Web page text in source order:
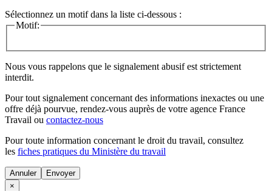
Sélectionnez un motif dans la liste ci-dessous :
Motif:
Nous vous rappelons que le signalement abusif est strictement
interdit.
Pour tout signalement concernant des informations inexactes ou une
offre déjà pourvue, rendez-vous auprès de votre agence France
Travail ou contactez-nous
Pour toute information concernant le droit du travail, consultez
les fiches pratiques du Ministère du travail
Annuler
×